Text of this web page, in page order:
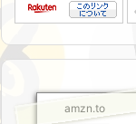
amzn.to